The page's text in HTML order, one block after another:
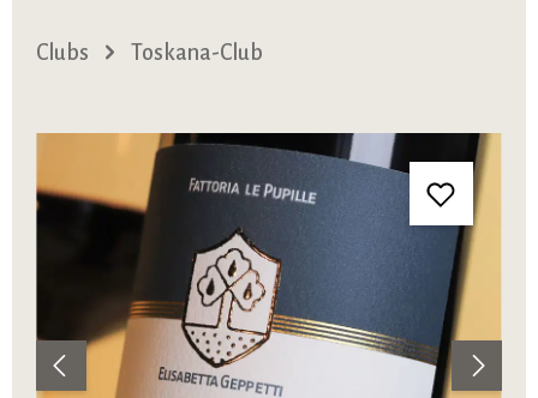
Clubs Toskana-Club
Bildergalerie überspringen